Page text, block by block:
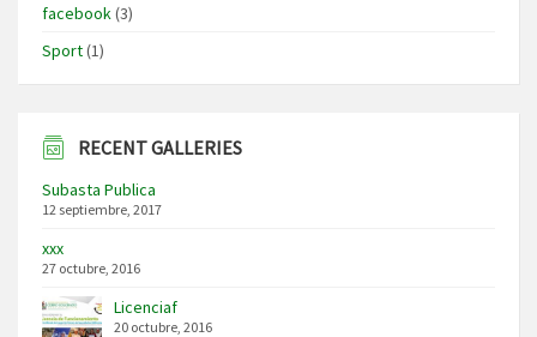
facebook(3)
Sport(1)
RECENT GALLERIES
Subasta Publica
12 septiembre, 2017
xxx
27 octubre, 2016
Licenciaf
20 octubre, 2016